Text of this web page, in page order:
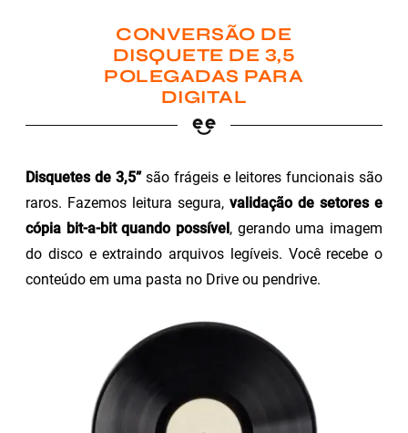
CONVERSÃO DE
DISQUETE DE 3,5
POLEGADAS PARA
DIGITAL
Disquetes de 3,5”são frágeis e leitores funcionais são
raros. Fazemos leitura segura, validação de setores e
cópia bit-a-bit quando possível, gerando uma imagem
do disco e extraindo arquivos legíveis. Você recebe o
conteúdo em uma pasta no Drive ou pendrive.